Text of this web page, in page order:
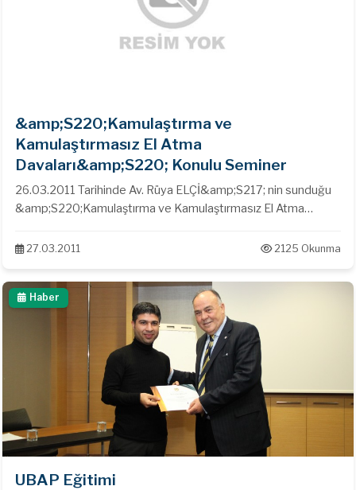
&amp;S220;Kamulaştırma ve
Kamulaştırmasız El Atma
Davaları&amp;S220; Konulu Seminer
26.03.2011 Tarihinde Av. Rüya ELÇİ&amp;S217; nin sunduğu
&amp;S220;Kamulaştırma ve Kamulaştırmasız El Atma
27.03.2011 2125 Okunma
Haber
UBAP Eğitimi